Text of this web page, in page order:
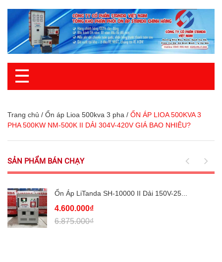
☰
Trang chủ / Ổn áp Lioa 500kva 3 pha / ỔN ÁP LIOA 500KVA 3
PHA 500KW NM-500K II DẢI 304V-420V GIÁ BAO NHIÊU?
SẢN PHẨM BÁN CHẠY
Ổn Áp LiTanda SH-10000 II Dải 150V-25...
4.600.000₫
6.875.000₫